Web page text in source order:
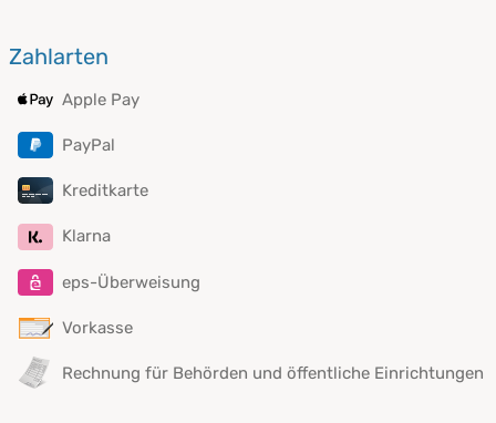
Zahlarten
Apple Pay
PayPal
Kreditkarte
Klarna
eps-Überweisung
Vorkasse
Rechnung für Behörden und öffentliche Einrichtungen